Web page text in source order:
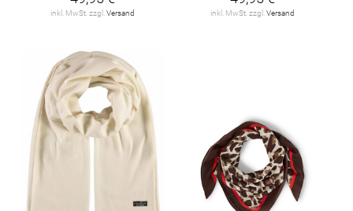
inkl. MwSt. zzgl. Versand inkl. MwSt. zzgl. Versand